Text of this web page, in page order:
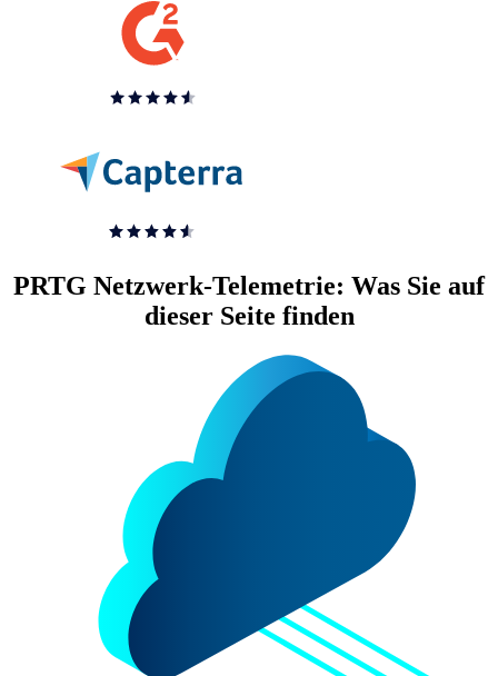
PRTG Netzwerk-Telemetrie: Was Sie auf
dieser Seite finden